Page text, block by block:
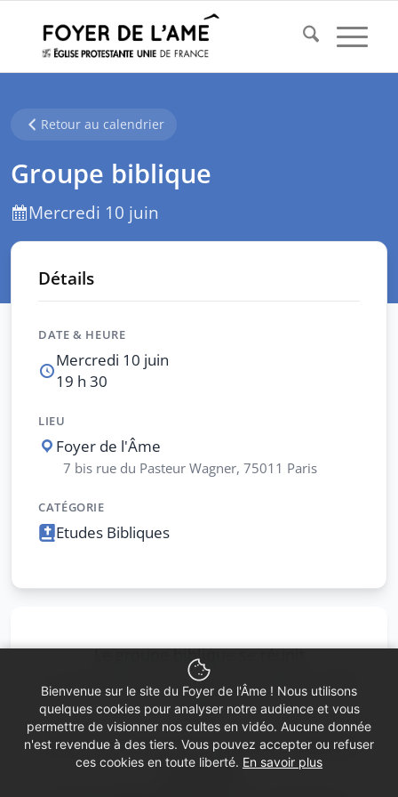
Retour au calendrier
Groupe biblique
Mercredi 10 juin
Le groupe biblique se réunit
un mercredi par mois dans la salle du 2ème
étage.
L’étude biblique est untravail de réflexion
en groupe
Détails
DATE & HEURE
Mercredi 10 juin
19 h 30
LIEU
Foyer de l'Âme
7 bis rue du Pasteur Wagner, 75011 Paris
CATÉGORIE
Etudes Bibliques
Bienvenue sur le site du Foyer de l'Âme ! Nous utilisons
quelques cookies pour analyser notre audience et vous
permettre de visionner nos cultes en vidéo. Aucune donnée
n'est revendue à des tiers. Vous pouvez accepter ou refuser
ces cookies en toute liberté. En savoir plus